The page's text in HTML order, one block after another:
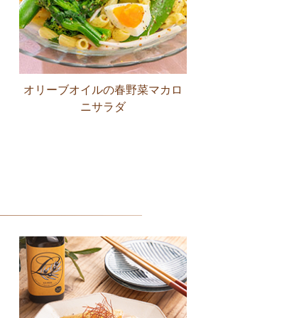
オリーブオイルの春野菜マカロ
ニサラダ